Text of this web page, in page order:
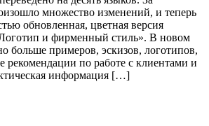
множество изменений, и теперь
обновленная, цветная версия
и фирменный стиль». В новом
больше примеров, эскизов, логотипов,
рекомендации по работе с клиентами и
информация […]